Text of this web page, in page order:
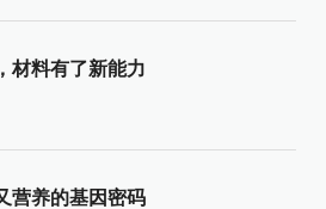
材料有了新能力
营养的基因密码